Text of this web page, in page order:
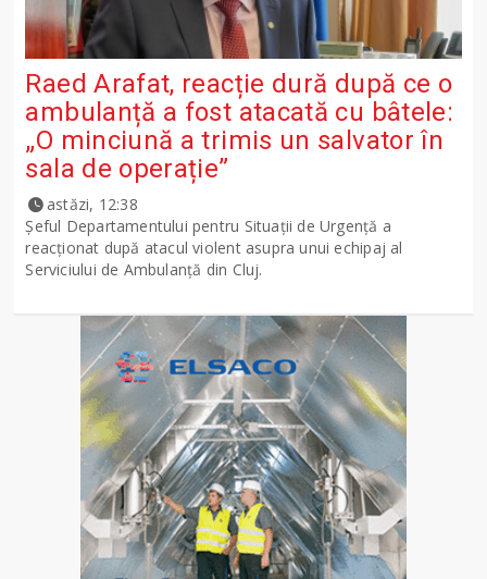
Raed Arafat, reacție dură după ce o
ambulanță a fost atacată cu bâtele:
„O minciună a trimis un salvator în
sala de operație”
astăzi, 12:38
Șeful Departamentului pentru Situații de Urgență a
reacționat după atacul violent asupra unui echipaj al
Serviciului de Ambulanță din Cluj.